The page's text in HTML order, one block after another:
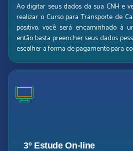
Ao digitar seus dados da sua CNH e
realizar o Curso para Transporte de
positivo, você será encaminhado à
então basta preencher seus dados
escolher a forma de pagamento para
3º Estude On-line